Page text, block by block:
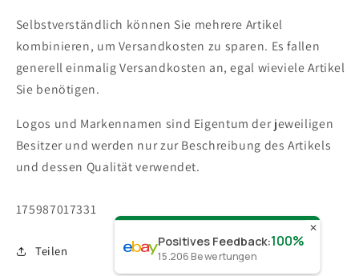
Selbstverständlich können Sie mehrere Artikel
kombinieren, um Versandkosten zu sparen. Es fallen
generell einmalig Versandkosten an, egal wieviele Artikel
Sie benötigen.
Logos und Markennamen sind Eigentum der jeweiligen
Besitzer und werden nur zur Beschreibung des Artikels
und dessen Qualität verwendet.
SKU:
175987017331
Teilen
✕
Positives Feedback:100%
15.206Bewertungen